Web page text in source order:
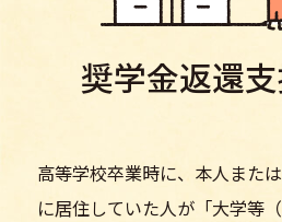
奨学金返還
高等学校卒業時に、本人また
に居住していた人が「大学等